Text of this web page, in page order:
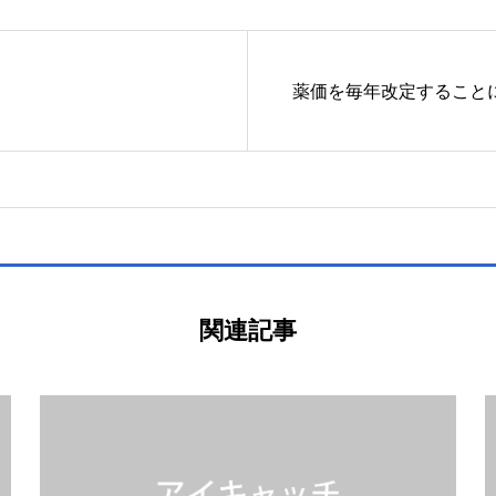
薬価を毎年改定すること
関連記事